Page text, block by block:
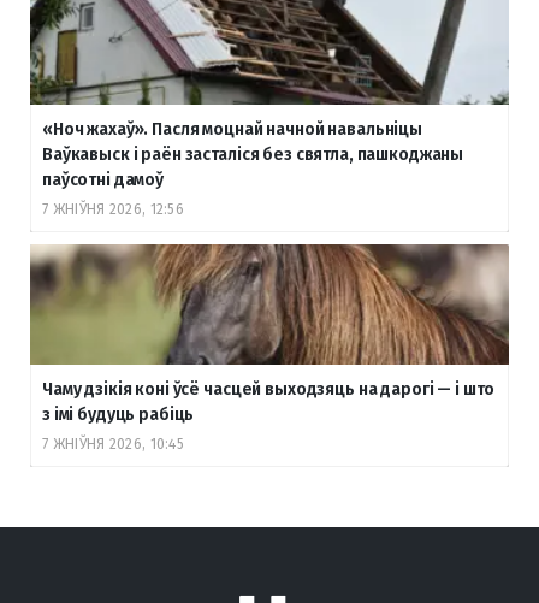
«Ноч жахаў». Пасля моцнай начной навальніцы
Ваўкавыск і раён засталіся без святла, пашкоджаны
паўсотні дамоў
7 ЖНІЎНЯ 2026, 12:56
Чаму дзікія коні ўсё часцей выходзяць на дарогі — і што
з імі будуць рабіць
7 ЖНІЎНЯ 2026, 10:45